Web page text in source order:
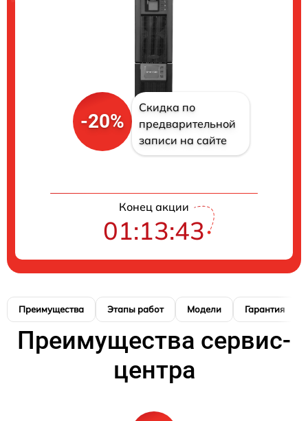
-20%
Скидка по
предварительной
записи на сайте
Конец акции
01:13:42
Преимущества Этапы работ Модели Гарантия
Преимущества сервис-
центра